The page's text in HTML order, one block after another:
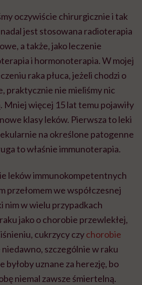
oczywiście chirurgicznie i tak
nadal jest stosowana radioterapia
a także, jako leczenie
i hormonoterapia. W mojej
raka płuca, jeżeli chodzi o
praktycznie nie mieliśmy nic
Mniej więcej 15 lat temu pojawiły
klasy leków. Pierwsza to leki
na określone patogenne
to właśnie immunoterapia.
leków immunokompetentnych
przełomem we współczesnej
nim w wielu przypadkach
jako o chorobie przewlekłej,
cukrzycy czychorobie
niedawno, szczególnie w raku
byłoby uznane za herezję, bo
niemal zawsze śmiertelną.